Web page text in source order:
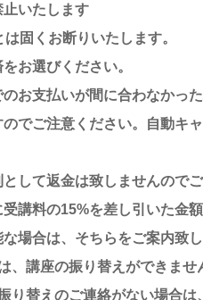
止いたします
固くお断りいたします。
お選びください。
お支払いが間に合わなかっ
でご注意ください。自動キ
して返金は致しませんので
講料の15%を差し引いた金
場合は、そちらをご案内致
講座の振り替えができませ
り替えのご連絡がない場合は